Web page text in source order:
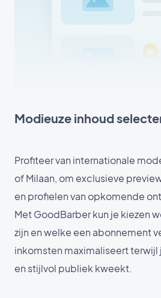
Modieuze inhoud
Profiteer van internationale
of Milaan, om exclusieve
en profielen van opkomende
Met GoodBarber kun je kiezen
zijn en welke een abonnement
inkomsten maximaliseert
en stijlvol publiek kweekt.